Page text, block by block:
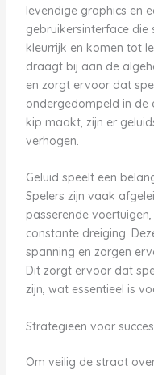
levendige graphics en
gebruikersinterface die
kleurrijk en komen tot
draagt bij aan de
en zorgt ervoor dat
ondergedompeld in de
kip maakt, zijn er
verhogen.
Geluid speelt een
Spelers zijn vaak
passerende
constante dreiging.
spanning en zorgen
Dit zorgt ervoor dat
zijn, wat essentieel is
Strategieën voor succes
Om veilig de straat